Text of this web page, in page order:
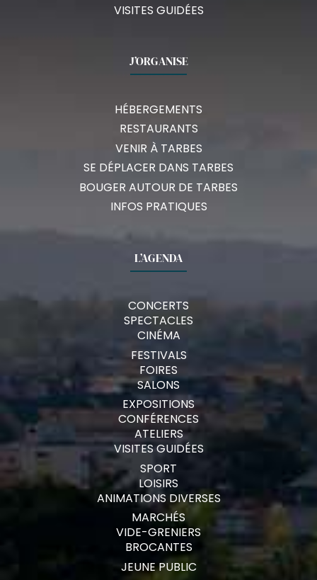
VISITES GUIDÉES
J’ORGANISE
HÉBERGEMENTS
RESTAURANTS
VENIR À TARBES
SE DÉPLACER DANS TARBES
BOUGER AUTOUR DE TARBES
INFOS PRATIQUES
L’AGENDA
CONCERTS
SPECTACLES
CINÉMA
FESTIVALS
FOIRES
SALONS
EXPOSITIONS
CONFÉRENCES
ATELIERS
VISITES GUIDÉES
SPORT
LOISIRS
ANIMATIONS DIVERSES
MARCHÉS
VIDE-GRENIERS
BROCANTES
JEUNE PUBLIC